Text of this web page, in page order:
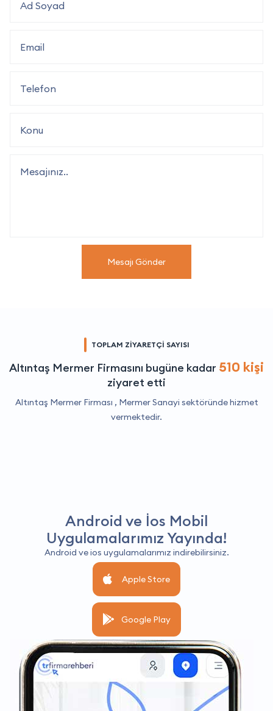
Mesajı Gönder
TOPLAM ZİYARETÇİ SAYISI
Altıntaş Mermer Firmasını bugüne kadar 510 kişi
ziyaret etti
Altıntaş Mermer Firması , Mermer Sanayi sektöründe hizmet
vermektedir.
Android ve İos Mobil
Uygulamalarımız Yayında!
Android ve ios uygulamalarımız indirebilirsiniz.
Apple Store
Google Play